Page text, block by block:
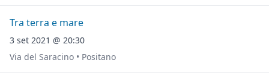
Tra terra e mare
3 set 2021 @ 20:30
Via del Saracino • Positano